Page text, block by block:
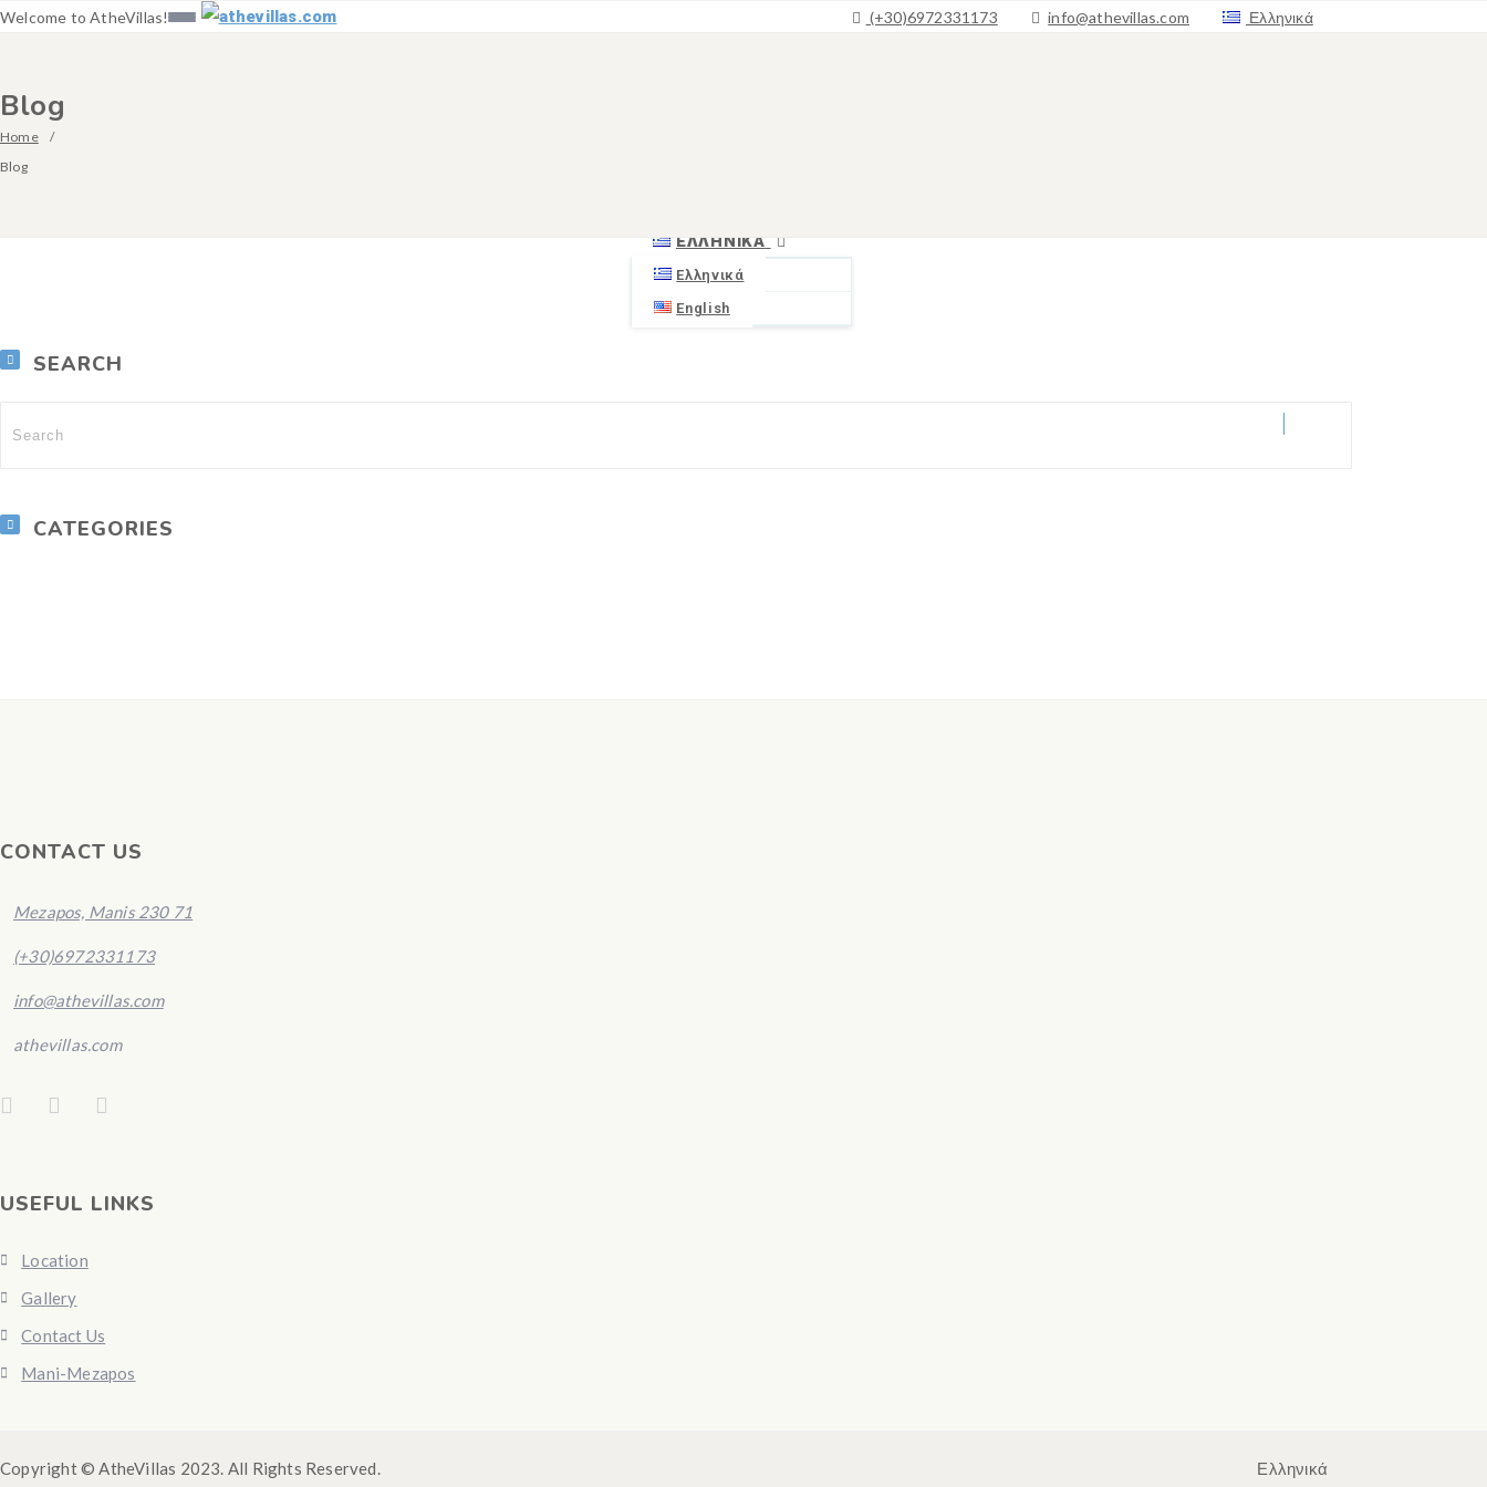
Welcome to AtheVillas! (+30)6972331173 info@athevillas.com
Ελληνικά
ΕΛΛΗΝΙΚΆ
Ελληνικά
English
Blog
Home
Blog
SEARCH
CATEGORIES
CONTACT US
Mezapos, Manis 230 71
(+30)6972331173
info@athevillas.com
athevillas.com
USEFUL LINKS
Location
Gallery
Contact Us
Mani-Mezapos
Ελληνικά
Copyright © AtheVillas 2023. All Rights Reserved.